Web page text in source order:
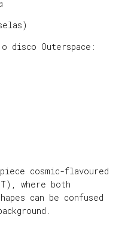
disco Outerspace:
cosmic-flavoured
where both
can be confused
background.